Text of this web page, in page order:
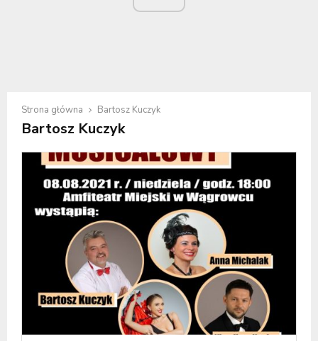
Strona główna Bartosz Kuczyk
Bartosz Kuczyk